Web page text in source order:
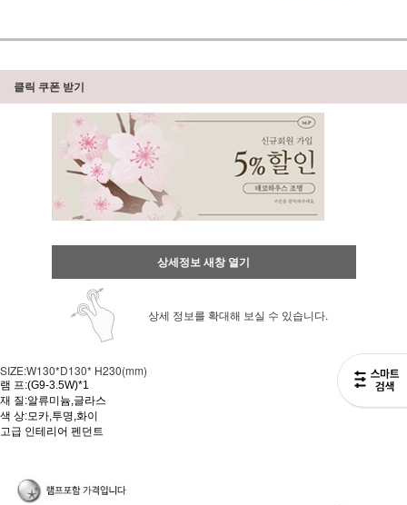
클릭 쿠폰 받기
상세정보 새창 열기
상세 정보를 확대해 보실 수 있습니다.
SIZE:W130*D130* H230(mm)
램 프:(G9-3.5W)*1
재 질:알류미늄,글라스
색 상:모카,투명,화이
고급 인테리어 펜던트